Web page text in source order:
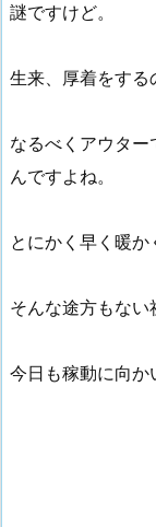
謎ですけど。
生来、厚着をする
なるべくアウタ
んですよね。
とにかく早く暖か
そんな途方もない
今日も稼動に向か